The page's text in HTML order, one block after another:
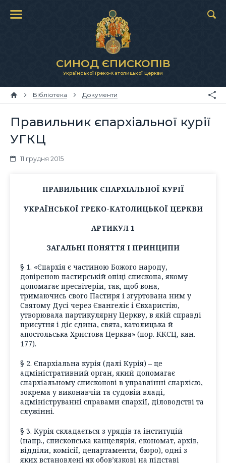
СИНОД ЄПИСКОПІВ
Української Греко-Католицької Церкви
Бібліотека Документи
Правильник єпархіальної курії
УГКЦ
11 грудня 2015
ПРАВИЛЬНИК ЄПАРХІАЛЬНОЇ КУРІЇ
УКРАЇНСЬКОЇ ГРЕКО-КАТОЛИЦЬКОЇ ЦЕРКВИ
АРТИКУЛ 1
ЗАГАЛЬНІ ПОНЯТТЯ І ПРИНЦИПИ
§ 1. «Єпархія є частиною Божого народу,
довіреною пастирській опіці єпископа, якому
допомагає пресвітерій, так, щоб вона,
тримаючись свого Пастиря і згуртована ним у
Святому Дусі через Євангеліє і Євхаристію,
утворювала партикулярну Церкву, в якій справді
присутня і діє єдина, свята, католицька й
апостольська Христова Церква» (пор. ККСЦ, кан.
177).
§ 2. Єпархіальна курія (далі Курія) – це
адміністративний орган, який допомагає
єпархіальному єпископові в управлінні єпархією,
зокрема у виконавчій та судовій владі,
адмініструванні справами єпархії, діловодстві та
служінні.
§ 3. Курія складається з урядів та інституцій
(напр., єпископська канцелярія, економат, архів,
відділи, комісії, департаменти, бюро), одні з
яких встановлені як обов’язкові на підставі